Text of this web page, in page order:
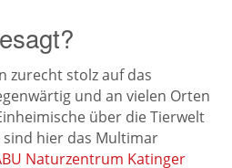
zurecht stolz auf das
und an vielen Orten
über die Tierwelt
hier das Multimar
Naturzentrum Katinger